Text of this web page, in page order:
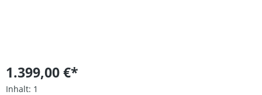
1.399,00 €*
Inhalt: 1